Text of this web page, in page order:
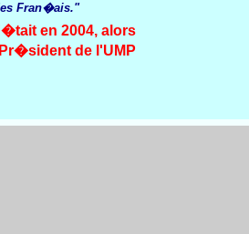
Fran�ais."
en 2004, alors
Pr�sident de l'UMP